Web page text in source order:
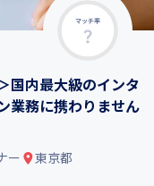
マッチ率
国内最大級のインタ
業務に携わりません
ー
東京都